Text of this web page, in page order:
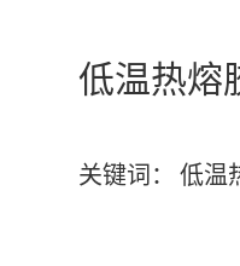
低温热熔
关键词： 低温